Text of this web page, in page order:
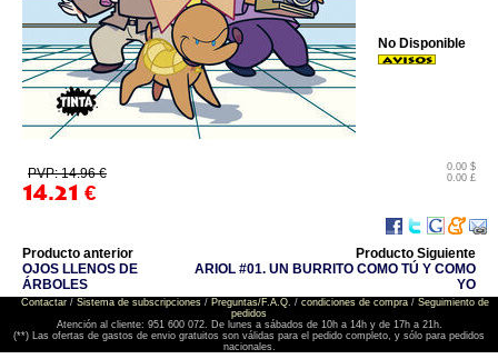
PVP: 14.96 €
14.21 €
0.00 $
0.00 £
No Disponible
Producto anterior
OJOS LLENOS DE
ÁRBOLES
Producto Siguiente
ARIOL #01. UN BURRITO COMO TÚ Y COMO
YO
Contactar/ Sistema de subscripciones/ Preguntas/F.A.Q. / condiciones de compra/ Seguimiento de
pedidos
Atención al cliente: 951 600 072. De lunes a sábados de 10h a 14h y de 17h a 21h.
(**) Las ofertas de gastos de envio gratuitos son válidas para el pedido completo, y sólo para pedidos
nacionales.